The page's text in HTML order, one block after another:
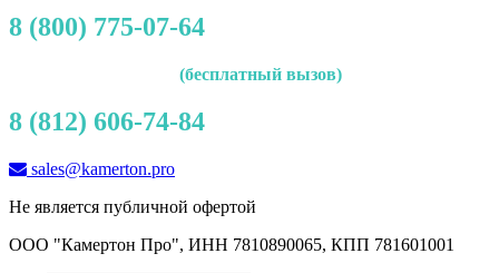
8 (800) 775-07-64
(бесплатный вызов)
8 (812) 606-74-84
sales@kamerton.pro
Не является публичной офертой
ООО "Камертон Про", ИНН 7810890065, КПП 781601001